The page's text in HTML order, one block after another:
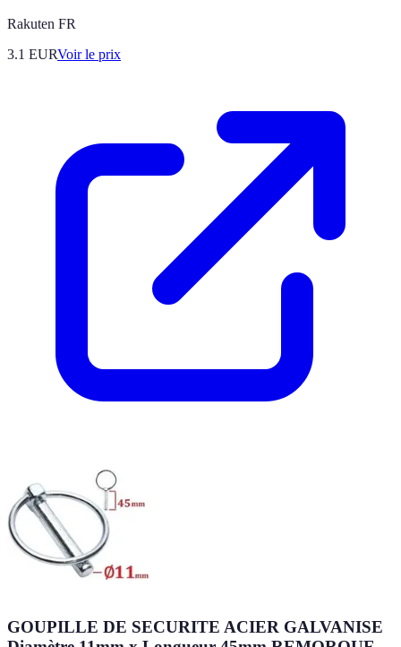
Rakuten FR
3.1 EURVoir le prix
GOUPILLE DE SECURITE ACIER GALVANISE